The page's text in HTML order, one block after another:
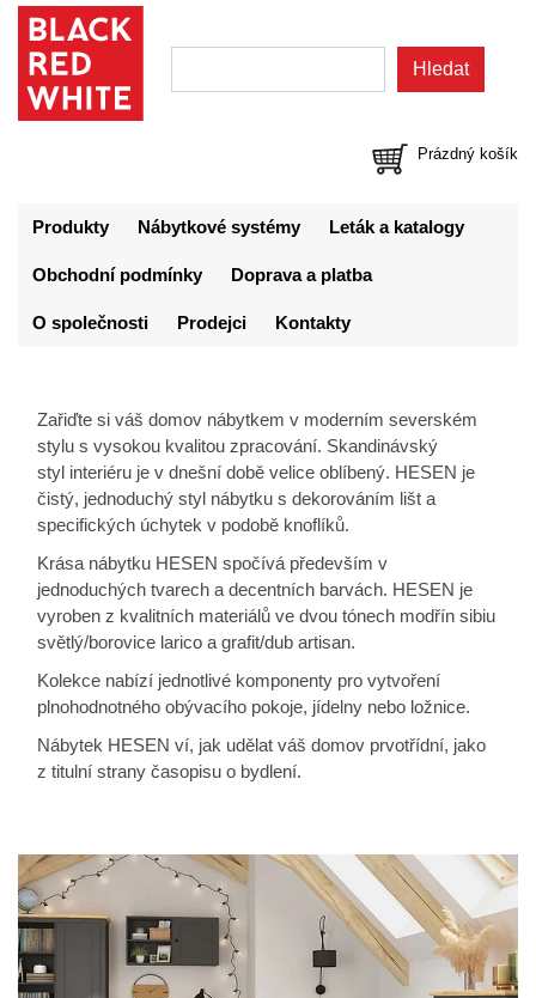
Prázdný košík
Produkty Nábytkové systémy Leták a katalogy
Obchodní podmínky Doprava a platba
O společnosti Prodejci Kontakty
Zařiďte si váš domov nábytkem v moderním severském
stylu s vysokou kvalitou zpracování. Skandinávský
styl interiéru je v dnešní době velice oblíbený. HESEN je
čistý, jednoduchý styl nábytku s dekorováním lišt a
specifických úchytek v podobě knoflíků.
Krása nábytku HESEN spočívá především v
jednoduchých tvarech a decentních barvách. HESEN je
vyroben z kvalitních materiálů ve dvou tónech modřín sibiu
světlý/borovice larico a grafit/dub artisan.
Kolekce nabízí jednotlivé komponenty pro vytvoření
plnohodnotného obývacího pokoje, jídelny nebo ložnice.
Nábytek HESEN ví, jak udělat váš domov prvotřídní, jako
z titulní strany časopisu o bydlení.